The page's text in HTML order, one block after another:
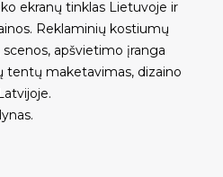
ekranų tinklas Lietuvoje ir
. Reklaminių kostiumų
scenos, apšvietimo įranga
tentų maketavimas, dizaino
.